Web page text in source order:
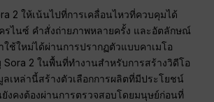
2 ให้เน้นไปที่การเคลื่อนไหวที่ควบคุมได้
รไนซ์ คำสั่งถ่ายภาพหลายครั้ง และอัตลักษณ์
ช้ใหม่ได้ผ่านการปรากฏตัวแบบคาเมโอ
Sora 2 ในพื้นที่ทำงานสำหรับการสร้างวิดีโอ
เหล่านี้สร้างตัวเลือกการผลิตที่มีประโยชน์
งคงต้องผ่านการตรวจสอบโดยมนุษย์ก่อนที่